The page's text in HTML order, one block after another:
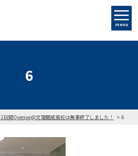
menu
6
2日間Queque@文理開成高校は無事終了しました！ 6